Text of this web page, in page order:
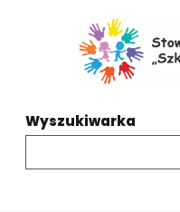
Wyszukiwarka